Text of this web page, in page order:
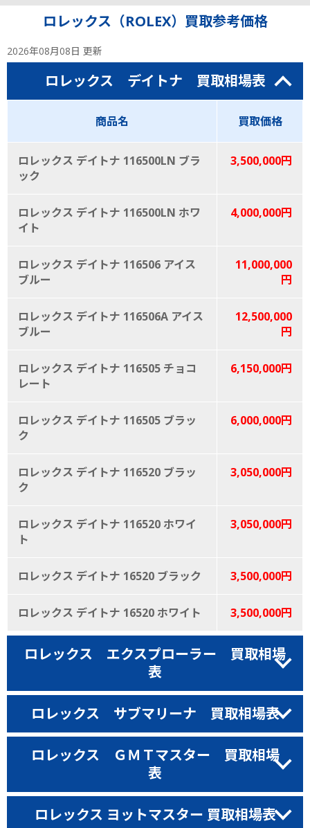
ロレックス（ROLEX）買取参考価格
2026年08月08日 更新
ロレックス デイトナ 買取相場表
商品名 買取価格
ロレックス デイトナ 116500LN ブラ
ック
3,500,000円
ロレックス デイトナ 116500LN ホワ
イト
4,000,000円
ロレックス デイトナ 116506 アイス
ブルー
11,000,000
円
ロレックス デイトナ 116506A アイス
ブルー
12,500,000
円
ロレックス デイトナ 116505 チョコ
レート
6,150,000円
ロレックス デイトナ 116505 ブラッ
ク
6,000,000円
ロレックス デイトナ 116520 ブラッ
ク
3,050,000円
ロレックス デイトナ 116520 ホワイ
ト
3,050,000円
ロレックス デイトナ 16520 ブラック 3,500,000円
ロレックス デイトナ 16520 ホワイト 3,500,000円
ロレックス エクスプローラー 買取相場
表
ロレックス サブマリーナ 買取相場表
ロレックス ＧＭＴマスター 買取相場
表
ロレックス ヨットマスター 買取相場表